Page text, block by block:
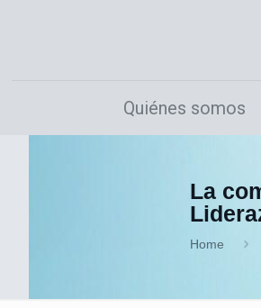
Quiénes somos
La
Home